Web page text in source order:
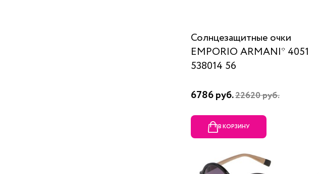
Солнцезащитные очки
EMPORIO ARMANI* 4051
538014 56
6786 руб.22620 руб.
В КОРЗИНУ